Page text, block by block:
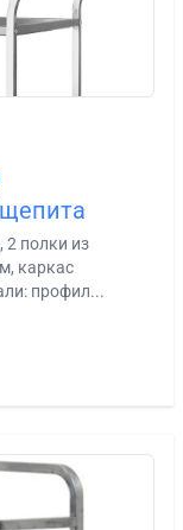
2 полки из
каркас
профил...